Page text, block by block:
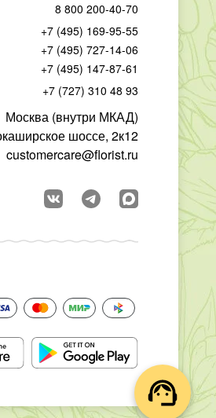
8 800 200-40-70
+7 (495) 169-95-55
+7 (495) 727-14-06
+7 (495) 147-87-61
+7 (727) 310 48 93
Москва (внутри МКАД)
шоссе, 2к12
customercare@florist.ru